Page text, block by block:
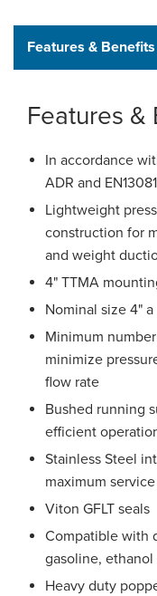
Features & Benefits
Features &
In accordance
ADR and EN13081
Lightweight
construction for
and weight
4" TTMA
Nominal size 4"
Minimum
minimize
flow rate
Bushed running
efficient
Stainless Steel
maximum
Viton GFLT seals
Compatible with
gasoline,
Heavy duty